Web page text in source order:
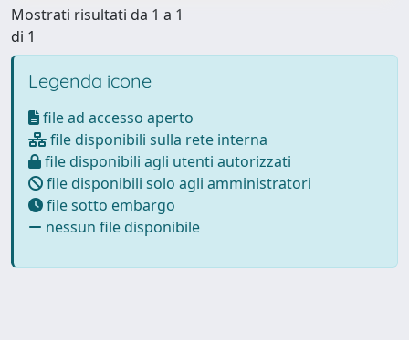
Mostrati risultati da 1 a 1
di 1
Legenda icone
file ad accesso aperto
file disponibili sulla rete interna
file disponibili agli utenti autorizzati
file disponibili solo agli amministratori
file sotto embargo
nessun file disponibile